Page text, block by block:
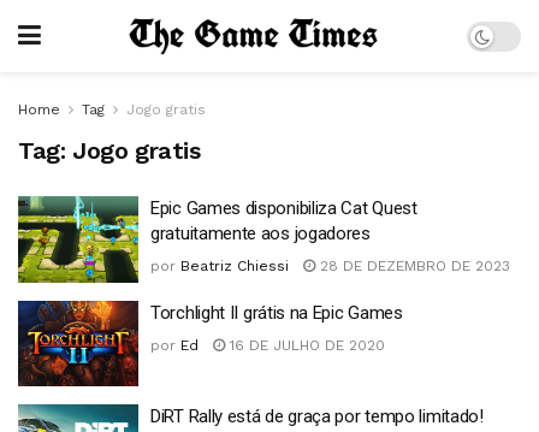
Home Tag Jogo gratis
Tag: Jogo gratis
Epic Games disponibiliza Cat Quest
gratuitamente aos jogadores
por Beatriz Chiessi 28 DE DEZEMBRO DE 2023
Torchlight II grátis na Epic Games
por Ed 16 DE JULHO DE 2020
DiRT Rally está de graça por tempo limitado!